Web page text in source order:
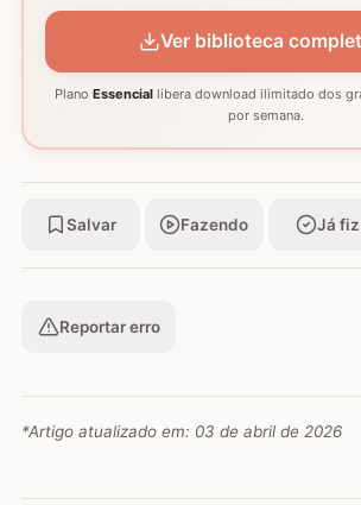
Ver biblioteca
Plano Essencial libera download ilimitado dos
por semana.
Salvar Fazendo Já fiz
Reportar erro
*Artigo atualizado em: 03 de abril de 2026